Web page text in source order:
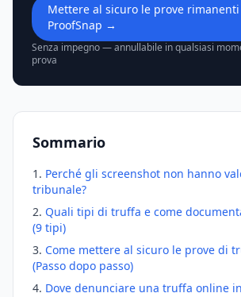
Mettere al sicuro le prove rimanenti
ProofSnap →
Senza impegno — annullabile in qualsiasi
prova
Sommario
Perché gli screenshot non hanno
tribunale?
Quali tipi di truffa e come
(9 tipi)
Come mettere al sicuro le prove di
(Passo dopo passo)
Dove denunciare una truffa online